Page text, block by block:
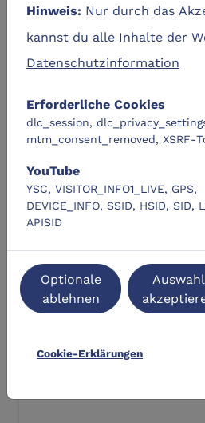
Hinweis: Nur durch das
kannst du alle Inhalte der
Datenschutzinformation
Erforderliche Cookies
dlc_session,
mtm_consent_removed, XSRF-
YouTube
YSC, VISITOR_INFO1_LIVE, GPS,
DEVICE_INFO, SSID, HSID, SID,
APISID
Optionale
ablehnen
Auswahl
Cookie-Erklärungen
Keine Termine für
Lernangebote
Visuelle
Lehrmedien